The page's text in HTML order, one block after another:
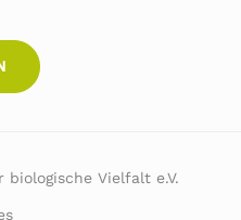
Vielfalt e.V.